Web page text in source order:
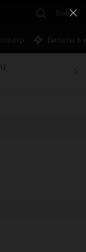
Войти